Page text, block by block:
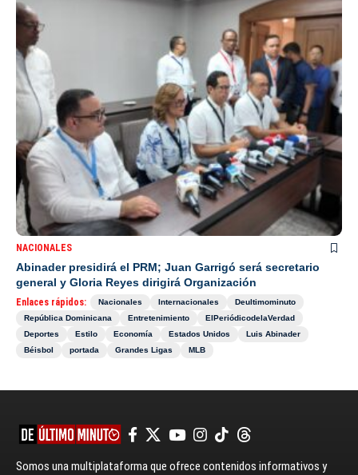
NACIONALES
Abinader presidirá el PRM; Juan Garrigó será secretario
general y Gloria Reyes dirigirá Organización
Enlaces rápidos: Nacionales Internacionales
Deultimominuto
República Dominicana
Entretenimiento
ElPeriódicodelaVerdad
Deportes
Estilo Economía Estados Unidos
Luis Abinader
Béisbol
portada Grandes Ligas MLB
Somos una multiplataforma que ofrece contenidos informativos y